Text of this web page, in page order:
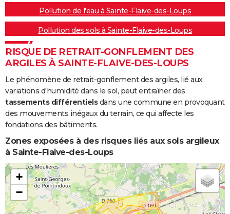
Pollution de l'eau à Sainte-Flaive-des-Loups
Pollution des sols à Sainte-Flaive-des-Loups
RISQUE DE RETRAIT-GONFLEMENT DES
ARGILES À SAINTE-FLAIVE-DES-LOUPS
Le phénomène de retrait-gonflement des argiles, lié aux
variations d'humidité dans le sol, peut entraîner des
tassements différentielsdans une commune en provoquant
des mouvements inégaux du terrain, ce qui affecte les
fondations des bâtiments.
Zones exposées à des risques liés aux sols argileux
à Sainte-Flaive-des-Loups
+
−